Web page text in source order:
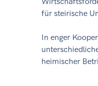
für steirische
In enger
heimischer